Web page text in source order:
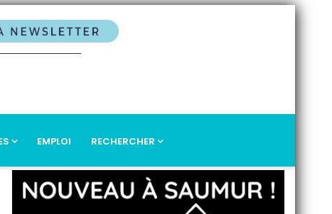
EMPLOI RECHERCHER